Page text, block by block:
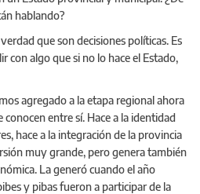
hablando?
que son decisiones políticas. Es
con algo que si no lo hace el Estado,
agregado a la etapa regional ahora
conocen entre sí. Hace a la identidad
hace a la integración de la provincia
muy grande, pero genera también
La generó cuando el año
y pibas fueron a participar de la